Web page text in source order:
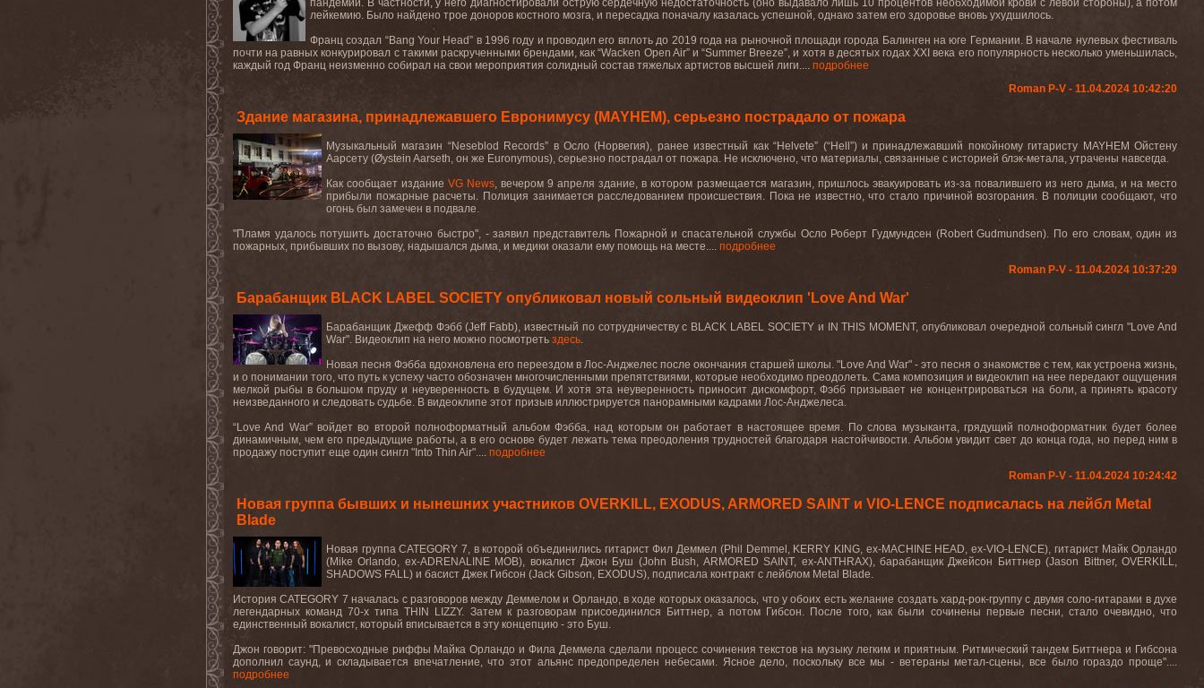
пандемии. В частности, у него диагностировали острую сердечную недостаточность (оно выдавало лишь 10 процентов необходимой крови с левой стороны), а потом
лейкемию. Было найдено трое доноров костного мозга, и пересадка поначалу казалась успешной, однако затем его здоровье вновь ухудшилось.
Франц создал “Bang Your Head” в 1996 году и проводил его вплоть до 2019 года на рыночной площади города Балинген на юге Германии. В начале нулевых фестиваль
почти на равных конкурировал с такими раскрученными брендами, как “Wacken Open Air” и “Summer Breeze”, и хотя в десятых годах XXI века его популярность несколько уменьшилась,
каждый год Франц неизменно собирал на свои мероприятия солидный состав тяжелых артистов высшей лиги.... подробнее
Roman P-V - 11.04.2024 10:42:20
Здание магазина, принадлежавшего Евронимусу (MAYHEM), серьезно пострадало от пожара
Музыкальный магазин “Neseblod Records” в Осло (Норвегия), ранее известный как “Helvete” (“Hell”) и принадлежавший покойному гитаристу MAYHEM Ойстену
Аарсету (Øystein Aarseth, он же Euronymous), серьезно пострадал от пожара. Не исключено, что материалы, связанные с историей блэк-метала, утрачены навсегда.
Как сообщает изданиеVG News, вечером 9 апреля здание, в котором размещается магазин, пришлось эвакуировать из-за повалившего из него дыма, и на место
прибыли пожарные расчеты. Полиция занимается расследованием происшествия. Пока не известно, что стало причиной возгорания. В полиции сообщают, что
огонь был замечен в подвале.
"Пламя удалось потушить достаточно быстро", - заявил представитель Пожарной и спасательной службы Осло Роберт Гудмундсен (Robert Gudmundsen). По его словам, один из
пожарных, прибывших по вызову, надышался дыма, и медики оказали ему помощь на месте.... подробнее
Roman P-V - 11.04.2024 10:37:29
Барабанщик BLACK LABEL SOCIETY опубликовал новый сольный видеоклип 'Love And War'
Барабанщик Джефф Фэбб (Jeff Fabb), известный по сотрудничеству с BLACK LABEL SOCIETY и IN THIS MOMENT, опубликовал очередной сольный сингл "Love And
War". Видеоклип на него можно посмотреть здесь.
Новая песня Фэбба вдохновлена его переездом в Лос-Анджелес после окончания старшей школы. "Love And War" - это песня о знакомстве с тем, как устроена жизнь,
и о понимании того, что путь к успеху часто обозначен многочисленными препятствиями, которые необходимо преодолеть. Сама композиция и видеоклип на нее передают ощущения
мелкой рыбы в большом пруду и неуверенность в будущем. И хотя эта неуверенность приносит дискомфорт, Фэбб призывает не концентрироваться на боли, а принять красоту
неизведанного и следовать судьбе. В видеоклипе этот призыв иллюстрируется панорамными кадрами Лос-Анджелеса.
“Love And War” войдет во второй полноформатный альбом Фэбба, над которым он работает в настоящее время. По слова музыканта, грядущий полноформатник будет более
динамичным, чем его предыдущие работы, а в его основе будет лежать тема преодоления трудностей благодаря настойчивости. Альбом увидит свет до конца года, но перед ним в
продажу поступит еще один сингл "Into Thin Air".... подробнее
Roman P-V - 11.04.2024 10:24:42
Новая группа бывших и нынешних участников OVERKILL, EXODUS, ARMORED SAINT и VIO-LENCE подписалась на лейбл Metal
Blade
Новая группа CATEGORY 7, в которой объединились гитарист Фил Деммел (Phil Demmel, KERRY KING, ex-MACHINE HEAD, ex-VIO-LENCE), гитарист Майк Орландо
(Mike Orlando, ex-ADRENALINE MOB), вокалист Джон Буш (John Bush, ARMORED SAINT, ex-ANTHRAX), барабанщик Джейсон Биттнер (Jason Bittner, OVERKILL,
SHADOWS FALL) и басист Джек Гибсон (Jack Gibson, EXODUS), подписала контракт с лейблом Metal Blade.
История CATEGORY 7 началась с разговоров между Деммелом и Орландо, в ходе которых оказалось, что у обоих есть желание создать хард-рок-группу с двумя соло-гитарами в духе
легендарных команд 70-х типа THIN LIZZY. Затем к разговорам присоединился Биттнер, а потом Гибсон. После того, как были сочинены первые песни, стало очевидно, что
единственный вокалист, который вписывается в эту концепцию - это Буш.
Джон говорит: "Превосходные риффы Майка Орландо и Фила Деммела сделали процесс сочинения текстов на музыку легким и приятным. Ритмический тандем Биттнера и Гибсона
дополнил саунд, и складывается впечатление, что этот альянс предопределен небесами. Ясное дело, поскольку все мы - ветераны метал-сцены, все было гораздо проще"....
подробнее